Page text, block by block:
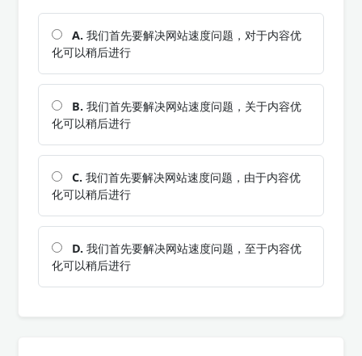
A. 我们首先要解决网站速度问题，对于内容优
化可以稍后进行
B. 我们首先要解决网站速度问题，关于内容优
化可以稍后进行
C. 我们首先要解决网站速度问题，由于内容优
化可以稍后进行
D. 我们首先要解决网站速度问题，至于内容优
化可以稍后进行